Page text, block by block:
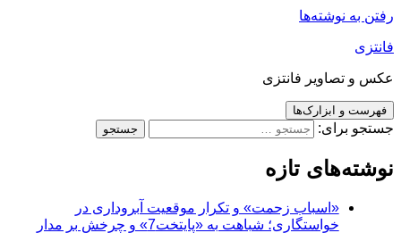
رفتن به نوشته‌ها
فانتزی
عکس و تصاویر فانتزی
فهرست و ابزارک‌ها
جستجو برای:
نوشته‌های تازه
«اسباب زحمت» و تکرار موقعیت آبروداری در
خواستگاری؛ شباهت به «پایتخت7» و چرخش بر مدار